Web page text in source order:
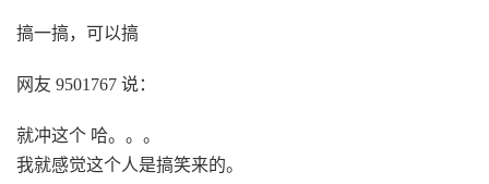
搞一搞，可以搞
网友 9501767 说：
就冲这个 哈。。。
我就感觉这个人是搞笑来的。